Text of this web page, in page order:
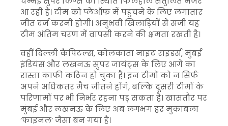
आ रही है। टीम को प्लेऑफ में पहुंचने के लिए लगातार
जीत दर्ज करनी होगी। अनुभवी खिलाड़ियों से सजी यह
टीम अंतिम चरण में वापसी करने की क्षमता रखती है।
वहीं दिल्ली कैपिटल्स, कोलकाता नाइट राइडर्स, मुंबई
इंडियंस और लखनऊ सुपर जायंट्स के लिए आगे का
रास्ता काफी कठिन हो चुका है। इन टीमों को न सिर्फ
अपने अधिकतर मैच जीतने होंगे, बल्कि दूसरी टीमों के
परिणामों पर भी निर्भर रहना पड़ सकता है। खासतौर पर
मुंबई और लखनऊ के लिए अब लगभग हर मुकाबला
‘फाइनल’ जैसा बन गया है।